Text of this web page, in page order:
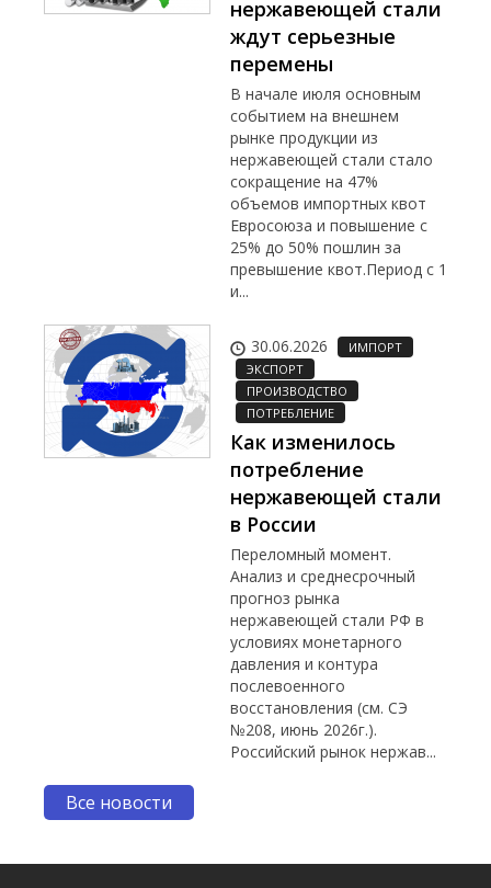
нержавеющей стали
ждут серьезные
перемены
В начале июля основным
событием на внешнем
рынке продукции из
нержавеющей стали стало
сокращение на 47%
объемов импортных квот
Евросоюза и повышение с
25% до 50% пошлин за
превышение квот.Период с 1
и...
30.06.2026
ИМПОРТ
ЭКСПОРТ
ПРОИЗВОДСТВО
ПОТРЕБЛЕНИЕ
Как изменилось
потребление
нержавеющей стали
в России
Переломный момент.
Анализ и среднесрочный
прогноз рынка
нержавеющей стали РФ в
условиях монетарного
давления и контура
послевоенного
восстановления (см. СЭ
№208, июнь 2026г.).
Российский рынок нержав...
Все новости